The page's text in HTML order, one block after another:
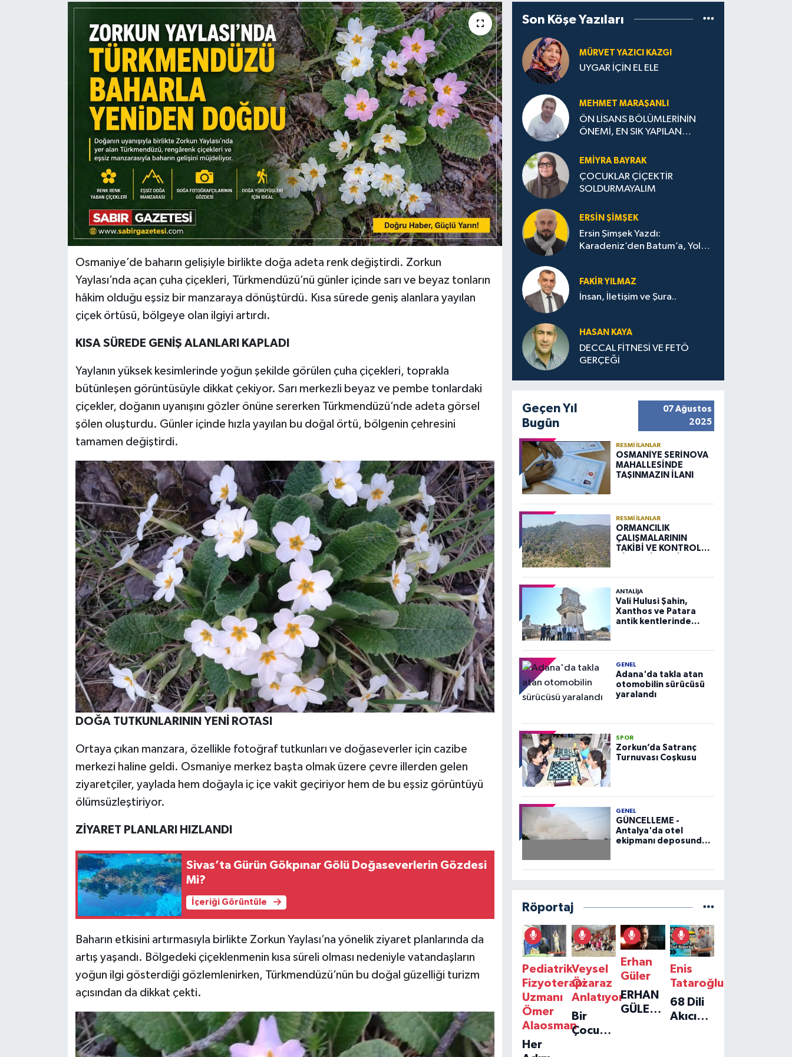
Osmaniye’de baharın gelişiyle birlikte doğa adeta renk değiştirdi. Zorkun
Yaylası’nda açan çuha çiçekleri, Türkmendüzü’nü günler içinde sarı ve beyaz tonların
hâkim olduğu eşsiz bir manzaraya dönüştürdü. Kısa sürede geniş alanlara yayılan
çiçek örtüsü, bölgeye olan ilgiyi artırdı.
KISA SÜREDE GENİŞ ALANLARI KAPLADI
Yaylanın yüksek kesimlerinde yoğun şekilde görülen çuha çiçekleri, toprakla
bütünleşen görüntüsüyle dikkat çekiyor. Sarı merkezli beyaz ve pembe tonlardaki
çiçekler, doğanın uyanışını gözler önüne sererken Türkmendüzü’nde adeta görsel
şölen oluşturdu. Günler içinde hızla yayılan bu doğal örtü, bölgenin çehresini
tamamen değiştirdi.
DOĞA TUTKUNLARININ YENİ ROTASI
Ortaya çıkan manzara, özellikle fotoğraf tutkunları ve doğaseverler için cazibe
merkezi haline geldi. Osmaniye merkez başta olmak üzere çevre illerden gelen
ziyaretçiler, yaylada hem doğayla iç içe vakit geçiriyor hem de bu eşsiz görüntüyü
ölümsüzleştiriyor.
ZİYARET PLANLARI HIZLANDI
Sivas’ta Gürün Gökpınar Gölü Doğaseverlerin Gözdesi
Mi?
İçeriği Görüntüle
Baharın etkisini artırmasıyla birlikte Zorkun Yaylası’na yönelik ziyaret planlarında da
artış yaşandı. Bölgedeki çiçeklenmenin kısa süreli olması nedeniyle vatandaşların
yoğun ilgi gösterdiği gözlemlenirken, Türkmendüzü’nün bu doğal güzelliği turizm
açısından da dikkat çekti.
Son Köşe Yazıları
MÜRVET YAZICI KAZGI
UYGAR İÇİN EL ELE
MEHMET MARAŞANLI
ÖN LİSANS BÖLÜMLERİNİN
ÖNEMİ, EN SIK YAPILAN
STRATEJİLERİ
EMIYRA BAYRAK
ÇOCUKLAR ÇİÇEKTİR
SOLDURMAYALIM
ERSIN ŞIMŞEK
Ersin Şimşek Yazdı:
Karadeniz’den Batum’a, Yolun
FAKIR YILMAZ
İnsan, İletişim ve Şura..
HASAN KAYA
DECCAL FİTNESİ VE FETÖ
GERÇEĞİ
Geçen Yıl
Bugün
07 Ağustos
2025
RESMI İLANLAR
OSMANİYE SERİNOVA
MAHALLESİNDE
TAŞINMAZIN İLANI
RESMI İLANLAR
ORMANCILIK
ÇALIŞMALARININ
TAKİBİ VE KONTROLÜ
ANTALIJA
Vali Hulusi Şahin,
Xanthos ve Patara
antik kentlerinde
GENEL
Adana'da takla atan
otomobilin sürücüsü
yaralandı
SPOR
Zorkun’da Satranç
Turnuvası Coşkusu
GENEL
GÜNCELLEME -
Antalya'da otel
ekipmanı deposunda
Röportaj
Pediatrik
Fizyoterapi
Uzmanı
Ömer
Alaosman
Her
Veysel
Özaraz
Anlatıyor
Bir
Çocuğun
Erhan
Güler
ERHAN
GÜLER'IN
Enis
Tataroğlu
68 Dili
Akıcı